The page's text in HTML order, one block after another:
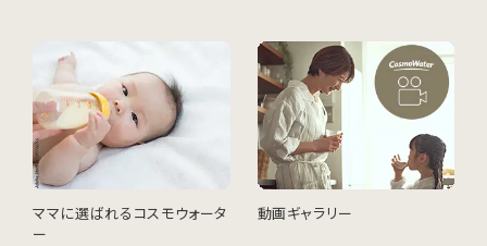
ママに選ばれるコスモウォータ
ー
動画ギャラリー